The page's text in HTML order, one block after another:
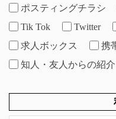
ポスティングチラシ
Tik Tok
Twitter
求人ボックス
携
知人・友人からの紹介